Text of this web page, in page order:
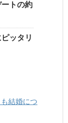
トの約
ッタリ
結婚につ